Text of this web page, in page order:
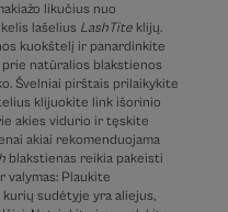
likučius nuo
lašelius LashTiteklijų.
kuokštelį ir panardinkite
natūralios blakstienos
Švelniai pirštais prilaikykite
klijuokite link išorinio
akies vidurio ir tęskite
akiai rekomenduojama
blakstienas reikia pakeisti
valymas: Plaukite
kurių sudėtyje yra aliejus,